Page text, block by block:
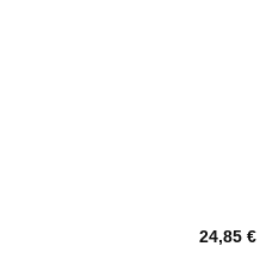
24,85 €